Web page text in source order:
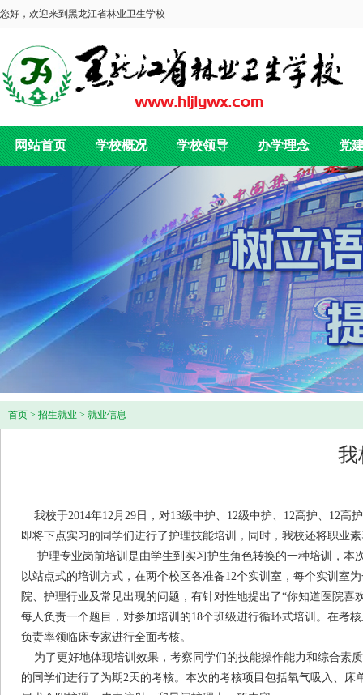
您好，欢迎来到黑龙江省林业卫生学校
网站首页 学校概况 学校领导 办学理念 党
首页 > 招生就业 > 就业信息
我
我校于2014年12月29日，对13级中护、12级中护、12高护、12高
即将下点实习的同学们进行了护理技能培训，同时，我校还将职业
护理专业岗前培训是由学生到实习护生角色转换的一种培训，本
以站点式的培训方式，在两个校区各准备12个实训室，每个实训室
院、护理行业及常见出现的问题，有针对性地提出了“你知道医院
每人负责一个题目，对参加培训的18个班级进行循环式培训。 在考
负责率领临床专家进行全面考核。
为了更好地体现培训效果，考察同学们的技能操作能力和综合素
的同学们进行了为期2天的考核。本次的考核项目包括氧气吸入、